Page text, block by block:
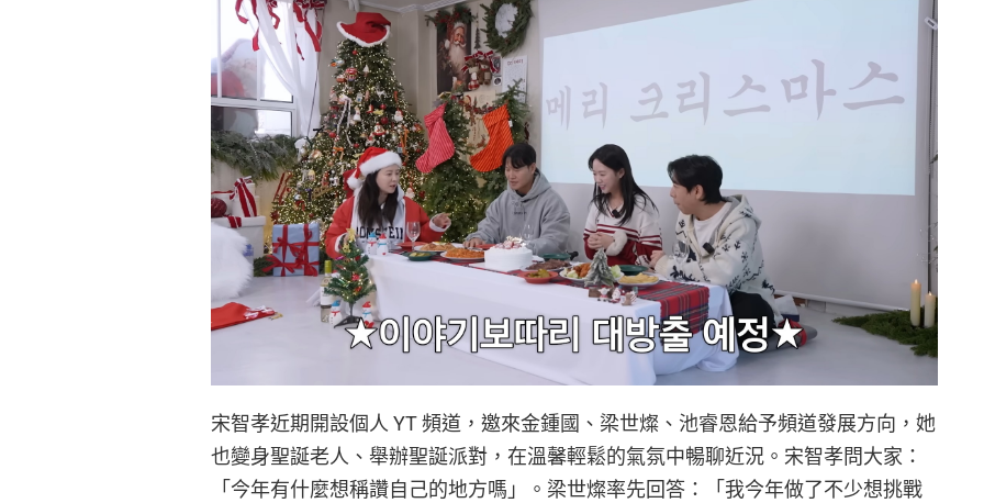
宋智孝近期開設個人 YT 頻道，邀來金鍾國、梁世燦、池睿恩給予頻道發展方向，她
也變身聖誕老人、舉辦聖誕派對，在溫馨輕鬆的氣氛中暢聊近況。宋智孝問大家：
「今年有什麼想稱讚自己的地方嗎」。梁世燦率先回答：「我今年做了不少想挑戰